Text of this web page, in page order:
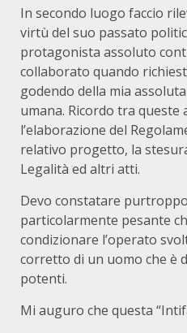
In secondo luogo faccio
virtù del suo passato
protagonista assoluto
collaborato quando
godendo della mia
umana. Ricordo tra
l’elaborazione del
relativo progetto, la
Legalità ed altri atti.
Devo constatare
particolarmente pesante
condizionare l’operato
corretto di un uomo che è
potenti.
Mi auguro che questa